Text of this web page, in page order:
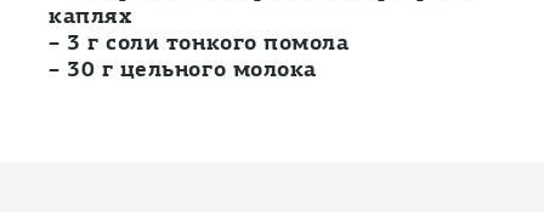
каплях
– 3 г соли тонкого помола
– 30 г цельного молока